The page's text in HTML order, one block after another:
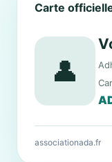
Carte
👤
associationada.fr